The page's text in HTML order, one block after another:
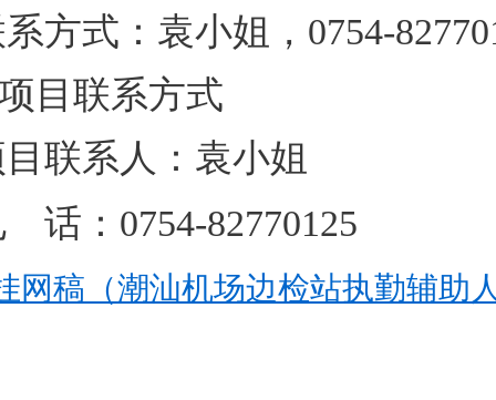
系方式：袁小
目联系方式
联系人：袁小姐
话：0754-82770125
网稿（潮汕机场边检站执勤辅助